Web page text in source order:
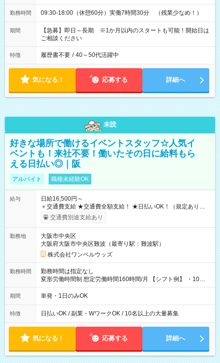
勤務時間 09:30-18:00（休憩60分）実働7時間30分 （残業少なめ！）
期間
【急募】即日～長期 ※1か月以内のスタートも可能！開始日は
ご相談ください
特徴 履歴書不要 / 40～50代活躍中
気になる！ 応募する 詳細へ
未読
好きな場所で働けるイベントスタッフ☆人気イ
ベントも！来社不要！働いたその日に給料もら
える日払い◎｜阪
アルバイト 職種未経験OK
給与
日給16,500円～
＋交通費支給 ★交通費全額支給！ ★日払いOK！（規定あり） ┗
働いたその日に現金GET♪ お仕事後はコンビニATMから 日払
交通費別途支給あり
勤務地
大阪市中央区
大阪府大阪市中央区難波（最寄り駅：難波駅）
株式会社ワンベルウッズ
勤務時間
勤務時間は指定なし
変形労働時間制 想定労働時間160時間/月 【シフト例】 ・10：
00～20：00
期間 単発・1日のみOK
特徴 日払いOK / 副業・WワークOK / 10名以上の大量募集
気になる！ 応募する 詳細へ